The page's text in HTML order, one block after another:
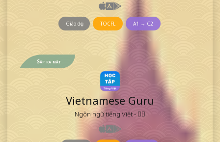
Giáo dục TOCFL A1 → C2
Sắp ra mắt
Vietnamese Guru
Ngôn ngữ tiếng Việt - 𡨸喃